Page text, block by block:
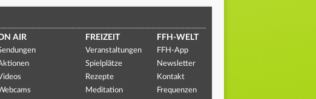
AIR FREIZEIT
Veranstaltungen
Spielplätze
Rezepte
Meditation
FFH-WELT
FFH-App
Newsletter
Kontakt
Frequenzen